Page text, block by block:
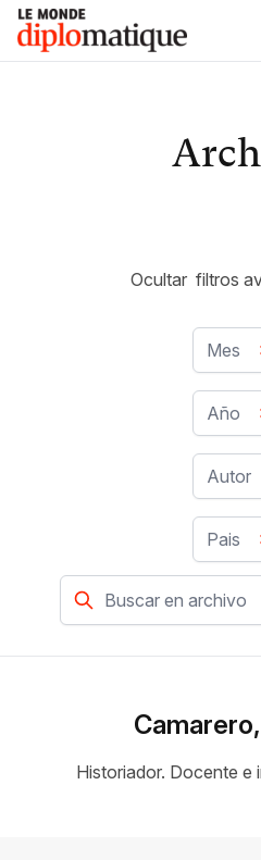
Skip
content
Le monde diplomatique
Mes
Año
Autor
Pais
Ocultar filtros
Historiador. Docente e